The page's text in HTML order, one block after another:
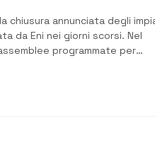
chiusura annunciata degli
da Eni nei giorni scorsi. Nel
programmate per
della zona industriale del 12
che la chiusura